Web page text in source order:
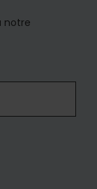
notre